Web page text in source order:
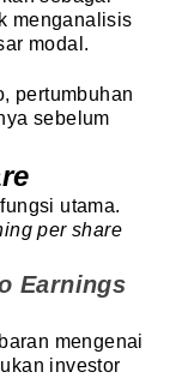
menganalisis
modal.
pertumbuhan
sebelum
utama.
per share
Earnings
mengenai
investor